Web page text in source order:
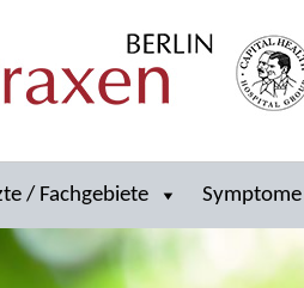
/ Fachgebiete Symptome